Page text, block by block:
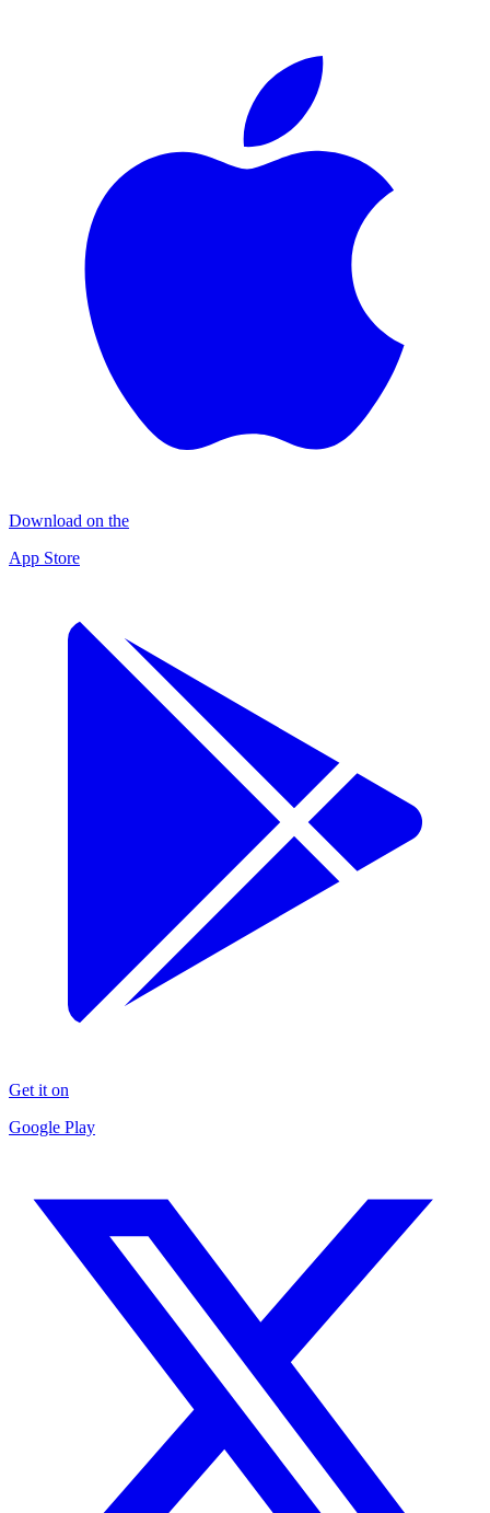
Download on the
App Store
Get it on
Google Play